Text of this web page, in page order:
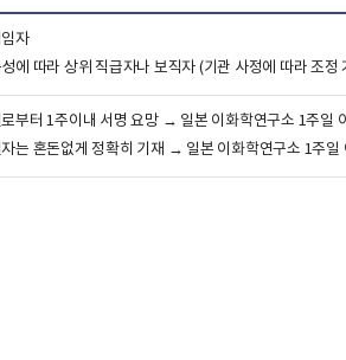
자
에 따라 상위 직급자나 보직자 (기관 사정에 따라 조정
부터 1주이내 서명 요망 → 일본 이화학연구소 1주일
는 혼돈없게 정확히 기재 → 일본 이화학연구소 1주일